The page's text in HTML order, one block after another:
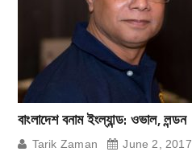
বাংলাদেশ বনাম ইংল্যান্ড: ওভাল, লন্ডন
Tarik Zaman June 2, 2017